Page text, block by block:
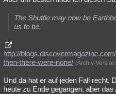
The Shuttle may now be
us to be.
http://
then-there-were-none/ (Archiv-
Und da hat er auf jeden Fall recht.
heute zu Ende gegangen, aber das